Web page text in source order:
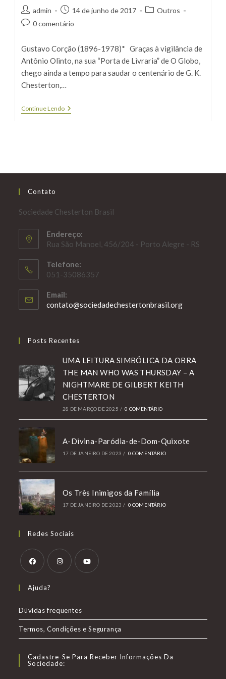
Autor
do
admin
Post
publicado:
14 de junho de 2017
Categoria
Outros
Comentários
post:
0 comentário
Gustavo Corção (1896-1978)* Graças à vigilância de
Antônio Olinto, na sua “Porta de Livraria” de O Globo,
chego ainda a tempo para saudar o centenário de G. K.
Chesterton,…
Continue LendoG.
K.
Contato
Sociedade Chesterton Brasil
Endereço:
Rua São Manoel, 456/204 - Porto Alegre - RS
Telefone:
051-35086357
Email:
contato@sociedadechestertonbrasil.orgAbre
Posts Recentes
UMA LEITURA SIMBÓLICA DA OBRA
THE MAN WHO WAS THURSDAY – A
NIGHTMARE DE GILBERT KEITH
CHESTERTON
28 DE MARÇO DE 2025 / 0 COMENTÁRIO
A-Divina-Paródia-de-Dom-Quixote
17 DE JANEIRO DE 2023 / 0 COMENTÁRIO
Os Três Inimigos da Família
17 DE JANEIRO DE 2023 / 0 COMENTÁRIO
Redes Sociais
em
aba
em
nova
aba
aba
Ajuda?
Dúvidas frequentes
Termos, Condições e Segurança
Cadastre-Se Para Receber Informações Da
Sociedade: